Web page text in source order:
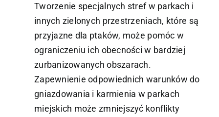
Tworzenie specjalnych stref w parkach i
innych zielonych przestrzeniach, które są
przyjazne dla ptaków, może pomóc w
ograniczeniu ich obecności w bardziej
zurbanizowanych obszarach.
Zapewnienie odpowiednich warunków do
gniazdowania i karmienia w parkach
miejskich może zmniejszyć konflikty